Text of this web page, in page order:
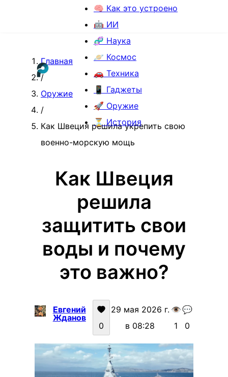
🧠 Как это устроено
🤖 ИИ
🧬 Наука
🪐 Космос
🚗 Техника
📱 Гаджеты
🚀 Оружие
⏳ История
Главная
/
Оружие
/
Как Швеция решила укрепить свою
военно-морскую мощь
Как Швеция
решила
защитить свои
воды и почему
это важно?
Евгений
Жданов
0
29 мая 2026 г.
в 08:28
👁️
1
💬
0